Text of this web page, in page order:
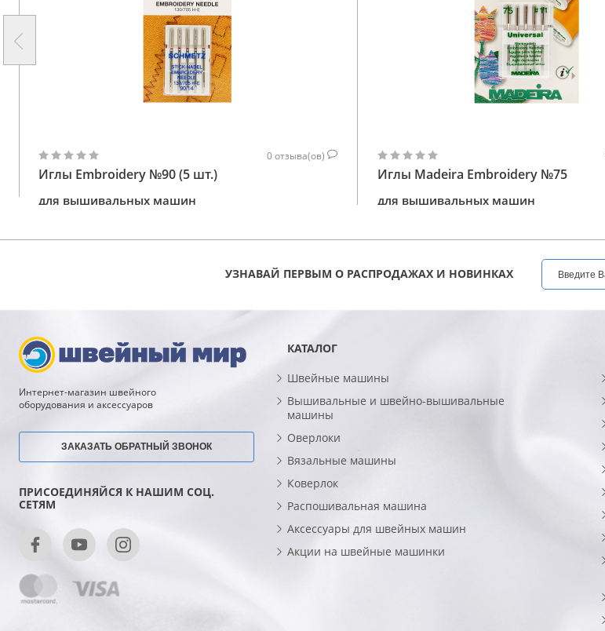
0отзыва(ов)
Иглы Embroidery №90 (5 шт.)
для вышивальных машин
Иглы Madeira Embroidery №75
для вышивальных машин
УЗНАВАЙ ПЕРВЫМ О РАСПРОДАЖАХ И НОВИНКАХ
Интернет-магазин швейного
оборудования и аксессуаров
ЗАКАЗАТЬ ОБРАТНЫЙ ЗВОНОК
ПРИСОЕДИНЯЙСЯ К НАШИМ СОЦ.
СЕТЯМ
КАТАЛОГ
Швейные машины
Вышивальные и швейно-вышивальные
машины
Оверлоки
Вязальные машины
Коверлок
Распошивальная машина
Аксессуары для швейных машин
Акции на швейные машинки